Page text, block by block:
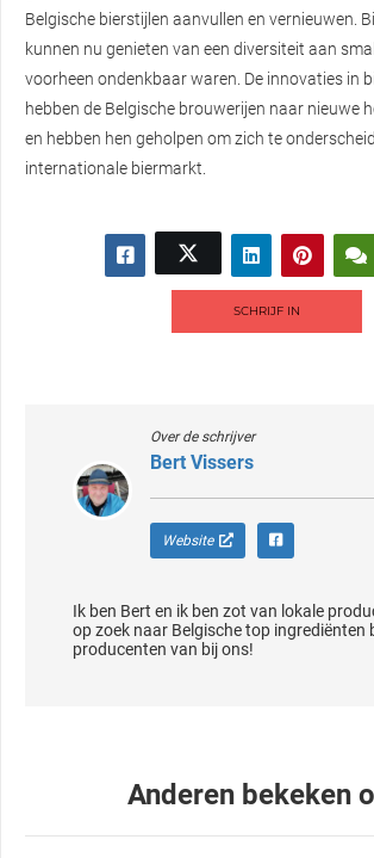
Belgische bierstijlen aanvullen en vernieuwen.
kunnen nu genieten van een diversiteit aan
voorheen ondenkbaar waren. De innovaties in
hebben de Belgische brouwerijen naar nieuwe
en hebben hen geholpen om zich te
internationale biermarkt.
SCHRIJF IN
Over de schrijver
Bert Vissers
Website
Ik ben Bert en ik ben zot van lokale
op zoek naar Belgische top ingrediënten
producenten van bij ons!
Anderen bekeken